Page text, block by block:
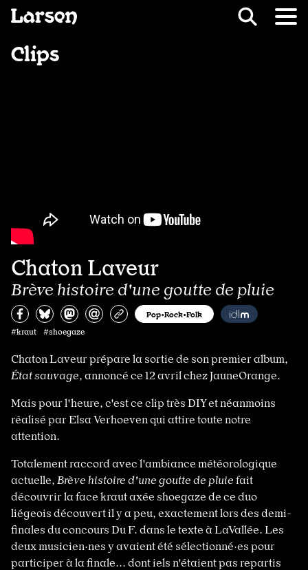
Fil d’ariane
Clips
Chaton Laveur
Brève histoire d'une goutte de pluie
Partagez sur Facebook
Partager sur Bluesky
Partager sur Mastodon
Partagez par e-mail
Copiez l’urlPop•Rock•Folk
#kraut #shoegaze
Chaton Laveur prépare la sortie de son premier album,
État sauvage, annoncé ce 12 avril chez JauneOrange.
Mais pour l'heure, c'est ce clip très DIY et néanmoins
réalisé par Elsa Verhoeven qui attire toute notre
attention.
Totalement raccord avec l'ambiance météorologique
actuelle, Brève histoire d'une goutte de pluie fait
découvrir la face kraut axée shoegaze de ce duo
liégeois découvert il y a peu, exactement lors des demi-
finales du concours Du F. dans le texte à LaVallée. Les
deux musicien·nes y avaient été sélectionné·es pour
participer à la finale... dont iels n'étaient pas repartis